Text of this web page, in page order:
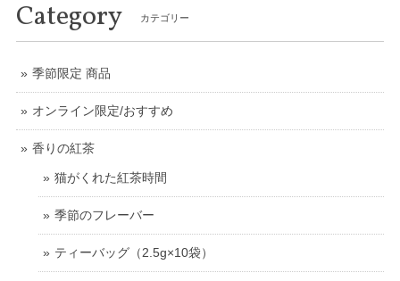
Category カテゴリー
季節限定 商品
オンライン限定/おすすめ
香りの紅茶
猫がくれた紅茶時間
季節のフレーバー
ティーバッグ（2.5g×10袋）